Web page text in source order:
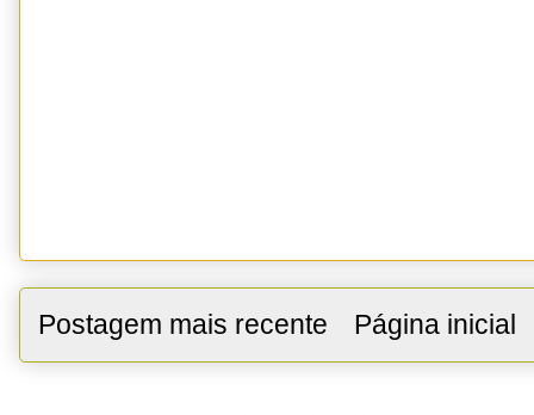
Postagem mais recente Página inicial